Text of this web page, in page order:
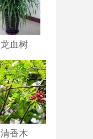
龙血树
清香木